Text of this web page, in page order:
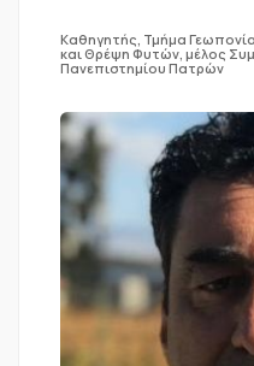
Καθηγητής, Τμήμα
και Θρέψη Φυτών, μέλος
Πανεπιστημίου Πατρών